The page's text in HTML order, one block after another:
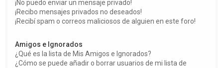
¡No puedo enviar un mensaje privado!
¡Recibo mensajes privados no deseados!
¡Recibí spam o correos maliciosos de alguien en este foro!
Amigos e Ignorados
¿Qué es la lista de Mis Amigos e Ignorados?
¿Cómo se puede añadir o borrar usuarios de mi lista de